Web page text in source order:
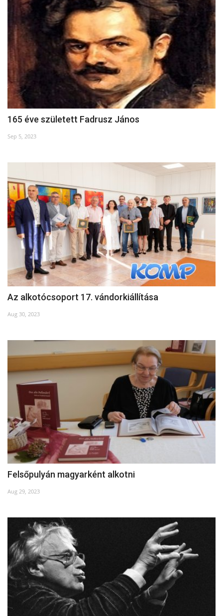
165 éve született Fadrusz János
Sep 5, 2023
Az alkotócsoport 17. vándorkiállítása
Aug 30, 2023
Felsőpulyán magyarként alkotni
Aug 29, 2023